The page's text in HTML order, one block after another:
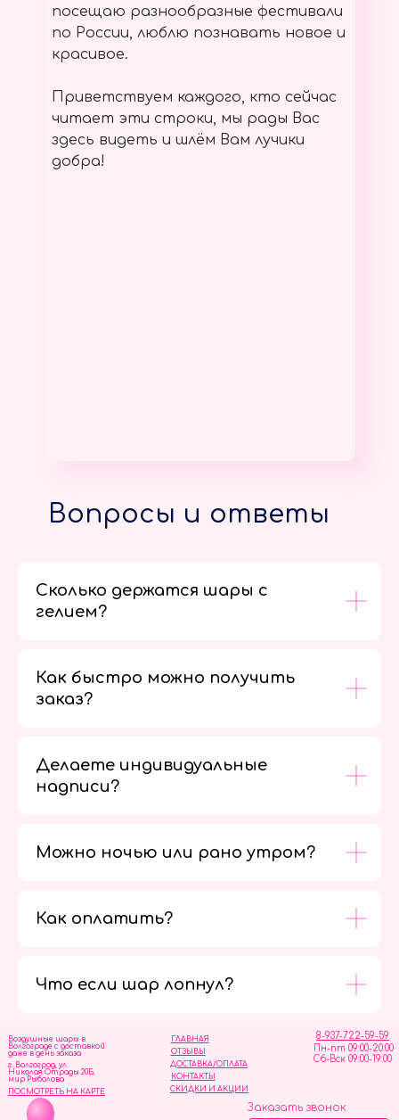
посещаю разнообразные фестивали
по России, люблю познавать новое и
красивое.
Приветствуем каждого, кто сейчас
читает эти строки, мы рады Вас
здесь видеть и шлём Вам лучики
добра!
Вопросы и ответы
Сколько держатся шары с
гелием?
Как быстро можно получить
заказ?
Делаете индивидуальные
надписи?
Можно ночью или рано утром?
Как оплатить?
Что если шар лопнул?
ОТЗЫВЫ
ГЛАВНАЯ
ДОСТАВКА/ОПЛАТА
СКИДКИ И АКЦИИ
КОНТАКТЫ
8-937-722-59-59
Пн-пт 09:00-20:00
Сб-Вск 09:00-19:00
Воздушные шары в
Волгограде с доставкой
даже в день заказа
Заказать звонок
г. Волгоград, ул.
Николая Отрады 20Б,
мир Рыболова
ПОСМОТРЕТЬ НА КАРТЕ